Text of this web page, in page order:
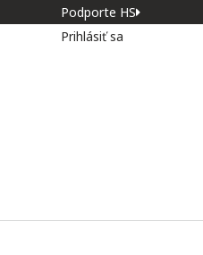
Podporte HS
Prihlásiť sa